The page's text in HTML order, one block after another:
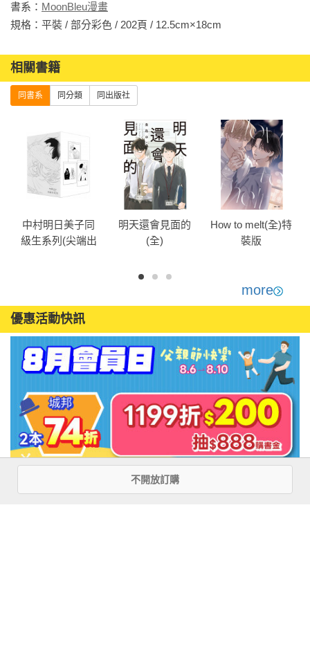
書系： MoonBleu漫畫
規格：平裝 / 部分彩色 / 202頁 / 12.5cm×18cm
相關書籍
同書系 同分類 同出版社
中村明日美子同
級生系列(尖端出
明天還會見面的
(全)
How to melt(全)特
裝版
more
優惠活動快訊
不開放訂購